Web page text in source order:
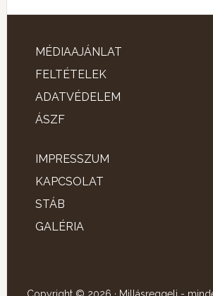
MÉDIAAJÁNLAT
FELTÉTELEK
ADATVÉDELEM
ÁSZF
IMPRESSZUM
KAPCSOLAT
STÁB
GALÉRIA